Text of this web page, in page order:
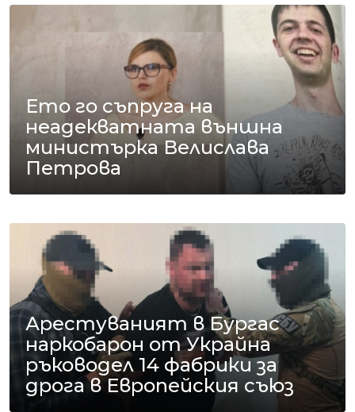
Ето го съпруга на
неадекватната външна
министърка Велислава
Петрова
Арестуваният в Бургас
наркобарон от Украйна
ръководел 14 фабрики за
дрога в Европейския съюз